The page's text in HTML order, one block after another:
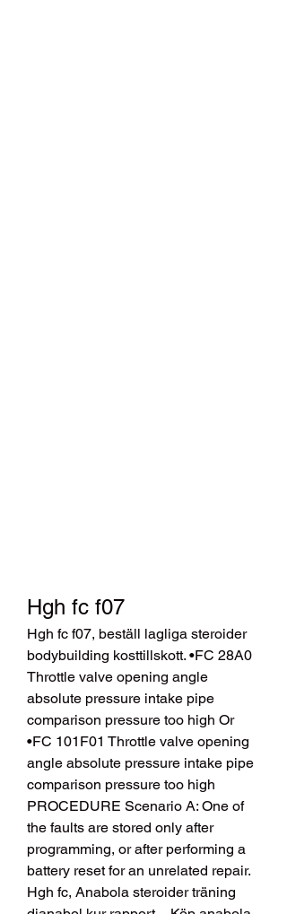
Hgh fc f07
Hgh fc f07, beställ lagliga steroider
bodybuilding kosttillskott. •FC 28A0
Throttle valve opening angle
absolute pressure intake pipe
comparison pressure too high Or
•FC 101F01 Throttle valve opening
angle absolute pressure intake pipe
comparison pressure too high
PROCEDURE Scenario A: One of
the faults are stored only after
programming, or after performing a
battery reset for an unrelated repair.
Hgh fc, Anabola steroider träning